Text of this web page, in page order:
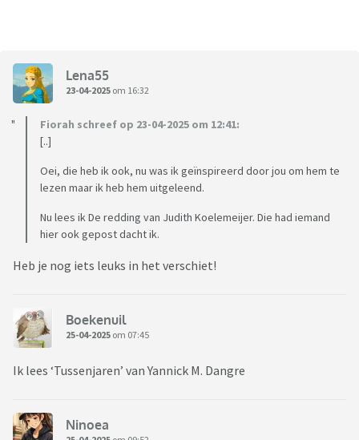
Lena55
23-04-2025 om 16:32
Fiorah schreef op 23-04-2025 om 12:41:
[..]
Oei, die heb ik ook, nu was ik geïnspireerd door jou om hem te
lezen maar ik heb hem uitgeleend.
Nu lees ik De redding van Judith Koelemeijer. Die had iemand
hier ook gepost dacht ik.
Heb je nog iets leuks in het verschiet!
Boekenuil
25-04-2025 om 07:45
Ik lees ‘Tussenjaren’ van Yannick M. Dangre
Ninoea